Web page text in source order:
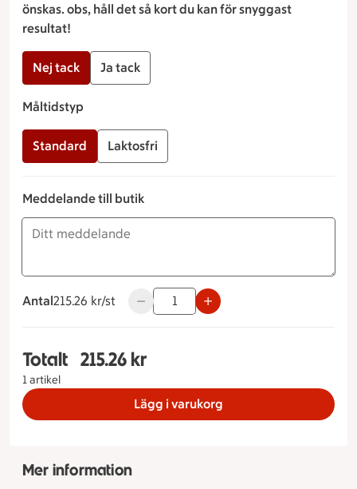
önskas. obs, håll det så kort du kan för snyggast
resultat!
Nej tack Ja tack
Måltidstyp
Standard Laktosfri
Meddelande till butik
Antal
215.26 kronor styck
215.26 kr/st Använd knapparna för att minska
Totalt
1 artikel
Totalt 1 stycken Grön Princesstårta Storlek på
215.26 kr
Lägg i varukorg
Mer information